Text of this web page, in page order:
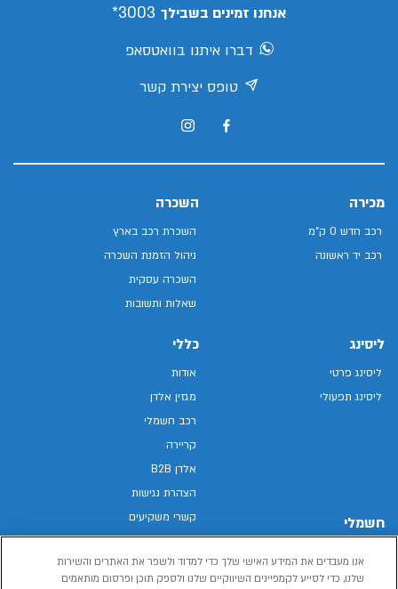
אנחנו זמינים בשבילך 3003*
דברו איתנו בוואטסאפ
טופס יצירת קשר
מכירה
רכב חדש 0 ק"מ
רכב יד ראשונה
השכרה
השכרת רכב בארץ
ניהול הזמנת השכרה
השכרה עסקית
שאלות ותשובות
ליסינג
ליסינג פרטי
ליסינג תפעולי
חשמלי
רכב חשמלי
כללי
אודות
מגזין אלדן
רכב חשמלי
קריירה
אלדן B2B
הצהרת נגישות
קשרי משקיעים
מפת האתר
מדיניות פרטיות
אנו מעבדים את המידע האישי שלך כדי למדוד ולשפר את האתרים והשירות
שלנו, כדי לסייע לקמפיינים השיווקיים שלנו ולספק תוכן ופרסום מותאמים